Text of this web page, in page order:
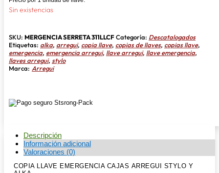
Sin existencias
SKU: MERGENCIA SERRETA 311LLCFCategoría: Descatalogados
Etiquetas: alka, arregui, copia llave, copias de llaves, copias llave,
emergencia, emergencia arregui, llave arregui, llave emergencia,
llaves arregui, stylo
Marca: Arregui
Descripción
Información adicional
Valoraciones (0)
COPIA LLAVE EMERGENCIA CAJAS ARREGUI STYLO Y